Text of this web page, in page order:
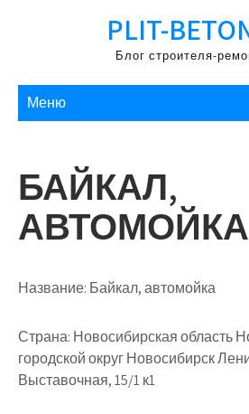
PLIT-
Блог строителя-
Меню
БАЙКАЛ,
АВТОМОЙКА
Название: Байкал, автомойка
Страна: Новосибирская область
городской округ Новосибирск
Выставочная, 15/1 к1